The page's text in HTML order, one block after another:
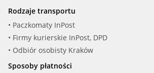
SAAB
SEAT
SKODA
Rodzaje transportu
• Paczkomaty InPost
• Firmy kurierskie InPost, DPD
• Odbiór osobisty Kraków
Sposoby płatności